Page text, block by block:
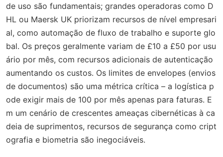
de uso são fundamentais; grandes operadoras como D
HL ou Maersk UK priorizam recursos de nível empresari
al, como automação de fluxo de trabalho e suporte glo
bal. Os preços geralmente variam de £10 a £50 por usu
ário por mês, com recursos adicionais de autenticação
aumentando os custos. Os limites de envelopes (envios
de documentos) são uma métrica crítica – a logística p
ode exigir mais de 100 por mês apenas para faturas. E
m um cenário de crescentes ameaças cibernéticas à ca
deia de suprimentos, recursos de segurança como cript
ografia e biometria são inegociáveis.